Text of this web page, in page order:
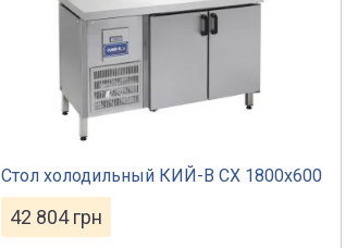
Стол холодильный КИЙ-В СХ 1800х600
42 804грн